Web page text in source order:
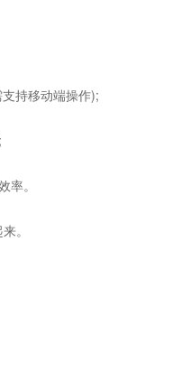
持移动端操作);
。
。